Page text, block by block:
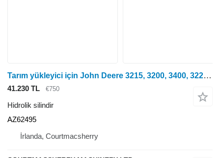
Tarım yükleyici için John Deere 3215, 3200, 3400, 3220, 3200 Ön Aks Direksiyon Silindiri Az6249 AZ62495 hidrolik silindir
41.230 TL €750
Hidrolik silindir
AZ62495
İrlanda, Courtmacsherry